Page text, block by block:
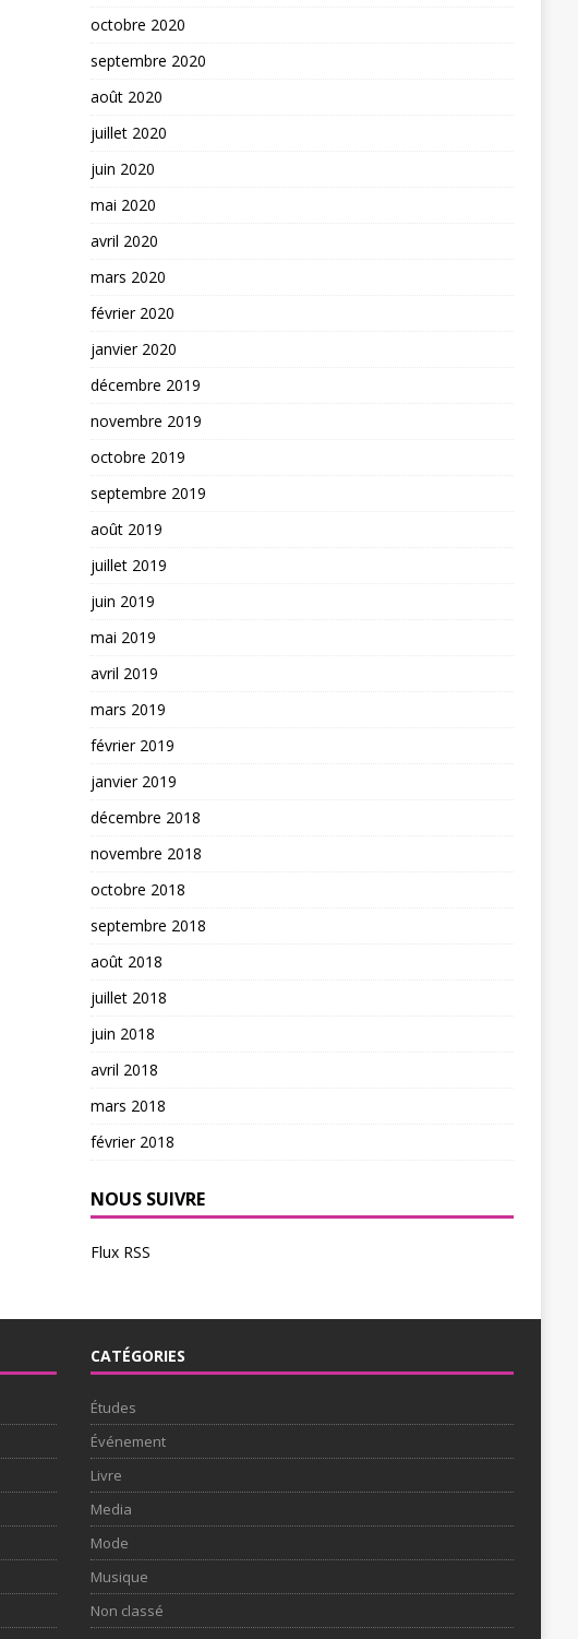
octobre 2020
septembre 2020
août 2020
juillet 2020
juin 2020
mai 2020
avril 2020
mars 2020
février 2020
janvier 2020
décembre 2019
novembre 2019
octobre 2019
septembre 2019
août 2019
juillet 2019
juin 2019
mai 2019
avril 2019
mars 2019
février 2019
janvier 2019
décembre 2018
novembre 2018
octobre 2018
septembre 2018
août 2018
juillet 2018
juin 2018
avril 2018
mars 2018
février 2018
NOUS SUIVRE
Flux RSS
CATÉGORIES
Études
Événement
Livre
Media
Mode
Musique
Non classé